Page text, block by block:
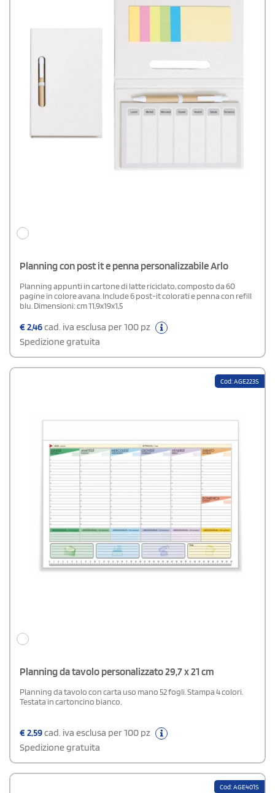
Planning con post it e penna personalizzabile Arlo
Planning appunti in cartone di latte riciclato, composto da 60
pagine in colore avana. Include 6 post-it colorati e penna con refill
blu. Dimensioni: cm 11,9x19x1,5
€2,46cad. iva esclusa per 100 pz
Spedizione gratuita
Cod: AGE223S
Planning da tavolo personalizzato 29,7 x 21 cm
Planning da tavolo con carta uso mano 52 fogli. Stampa 4 colori.
Testata in cartoncino bianco.
€2,59cad. iva esclusa per 100 pz
Spedizione gratuita
Cod: AGE401S